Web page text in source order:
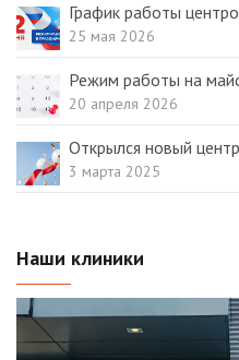
График работы
25 мая 2026
Режим работы на
20 апреля 2026
Открылся новый
3 марта 2025
Наши клиники